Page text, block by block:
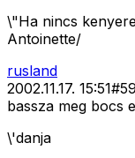
\"Ha nincs
Antoinette/
rusland
2002.11.17. 15:51#
bassza meg bocs
\'danja